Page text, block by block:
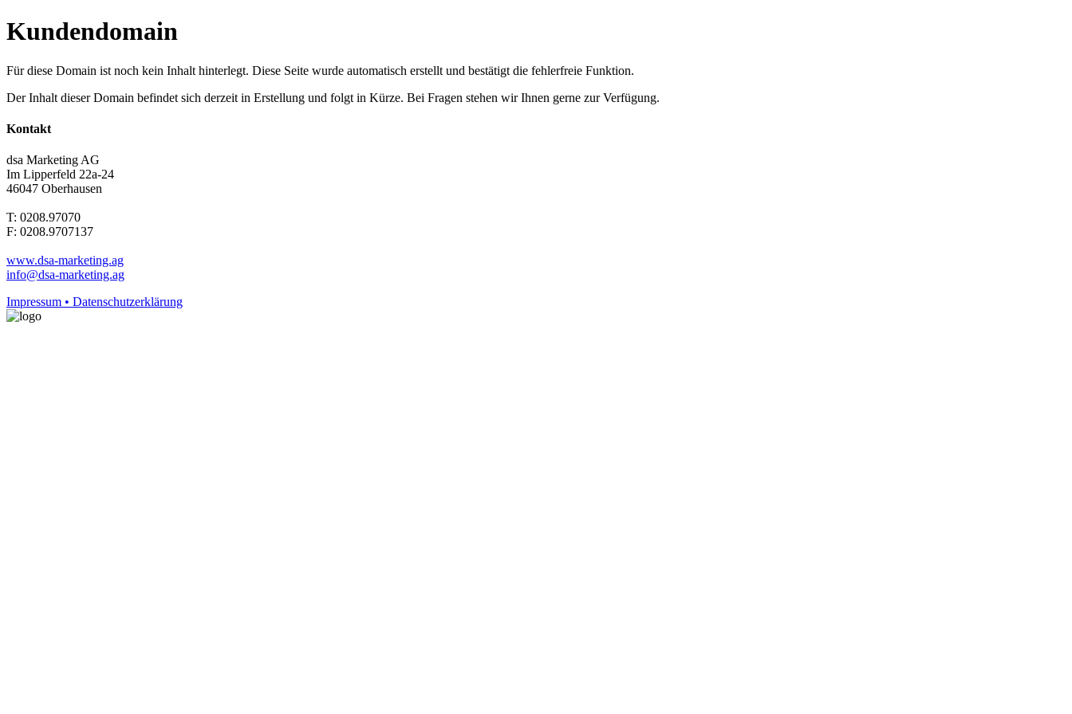
Kundendomain
Für diese Domain ist noch kein Inhalt hinterlegt. Diese Seite wurde automatisch erstellt und bestätigt die fehlerfreie Funktion.
Der Inhalt dieser Domain befindet sich derzeit in Erstellung und folgt in Kürze. Bei Fragen stehen wir Ihnen gerne zur Verfügung.
Kontakt
dsa Marketing AG
Im Lipperfeld 22a-24
46047 Oberhausen
T: 0208.97070
F: 0208.9707137
www.dsa-marketing.ag
info@dsa-marketing.ag
Impressum • Datenschutzerklärung